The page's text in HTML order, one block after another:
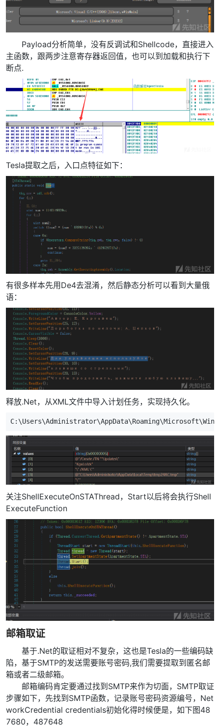
Payload分析简单，没有反调试和Shellcode，直接进入
主函数，跟两步注意寄存器返回值，也可以到加载和执行下
断点.
Tesla提取之后，入口点特征如下：
有很多样本先用De4去混淆，然后静态分析可以看到大量俄
语：
释放.Net，从XML文件中导入计划任务，实现持久化。
关注ShellExecuteOnSTAThread，Start以后将会执行Shell
ExecuteFunction
邮箱取证
基于.Net的取证相对不复杂，这也是Tesla的一些编码缺
陷，基于SMTP的发送需要账号密码,我们需要提取到匿名邮
箱或者二级邮箱。
邮箱编码肯定要通过找到SMTP来作为切面，SMTP取证
步骤如下，先找到SMTP函数，记录账号密码资源编号，Net
workCredential credentials初始化得时候便是，如下图48
7680，487648